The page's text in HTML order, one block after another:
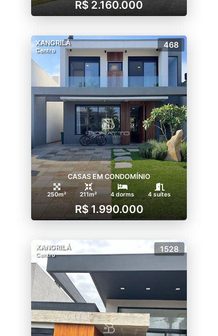
R$ 2.160.000
XANGRILÁ
Centro
468
CASAS EM CONDOMÍNIO
250m² 211m² 4 dorms 4 suítes
R$ 1.990.000
XANGRILÁ
Centro
1528